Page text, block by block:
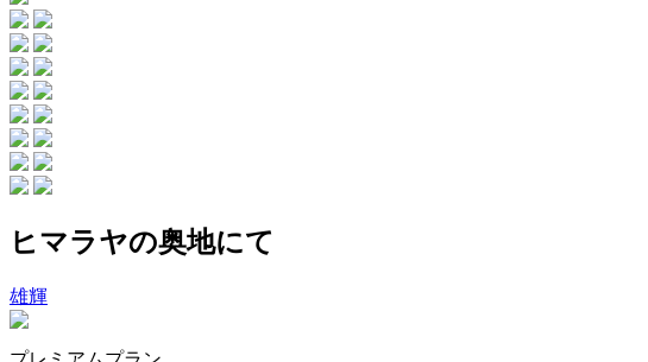
ヒマラヤの奥地にて
雄輝